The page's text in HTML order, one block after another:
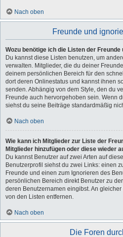
Nach oben
Freunde und
Wozu benötige ich die Listen der
Du kannst diese Listen benutzen, um
verwalten. Mitglieder, die du deiner
deinem persönlichen Bereich für den
dort deren Onlinestatus und kannst ihnen
senden. Abhängig von dem Style, den du
Freunde auch hervorgehoben sein. Wenn
siehst du seine Beiträge standardmäßig
Nach oben
Wie kann ich Mitglieder zur Liste der
Mitglieder hinzufügen oder diese wieder
Du kannst Benutzer auf zwei Arten auf
Benutzerprofil siehst du zwei Links: einen
Freunde und einen zum Ignorieren des
persönlichen Bereich direkt Benutzer zu
deren Benutzernamen eingibst. An
von den Listen entfernen.
Nach oben
Die Foren